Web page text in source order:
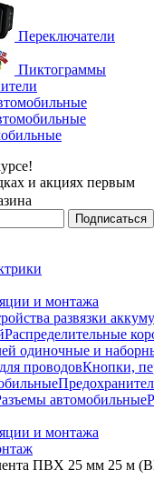
Переключатели
Пиктограммы
и акциях первым
и монтажа
развязки
Распределительные
одиночные и
проводовКнопки,
автомобильные
и монтажа
ПВХ 25 мм 25 м